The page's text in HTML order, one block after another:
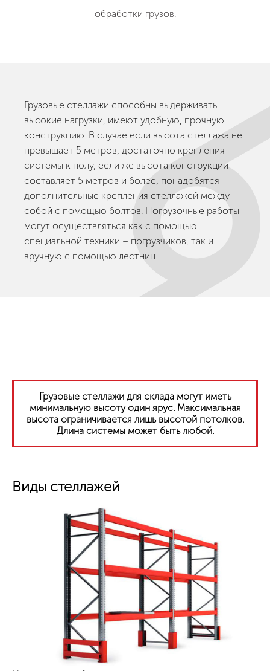
обработки грузов.
Грузовые стеллажи способны выдерживать
высокие нагрузки, имеют удобную, прочную
конструкцию. В случае если высота стеллажа не
превышает 5 метров, достаточно крепления
системы к полу, если же высота конструкции
составляет 5 метров и более, понадобятся
дополнительные крепления стеллажей между
собой с помощью болтов. Погрузочные работы
могут осуществляться как с помощью
специальной техники – погрузчиков, так и
вручную с помощью лестниц.
Грузовые стеллажи для склада могут иметь
минимальную высоту один ярус. Максимальная
высота ограничивается лишь высотой потолков.
Длина системы может быть любой.
Виды стеллажей